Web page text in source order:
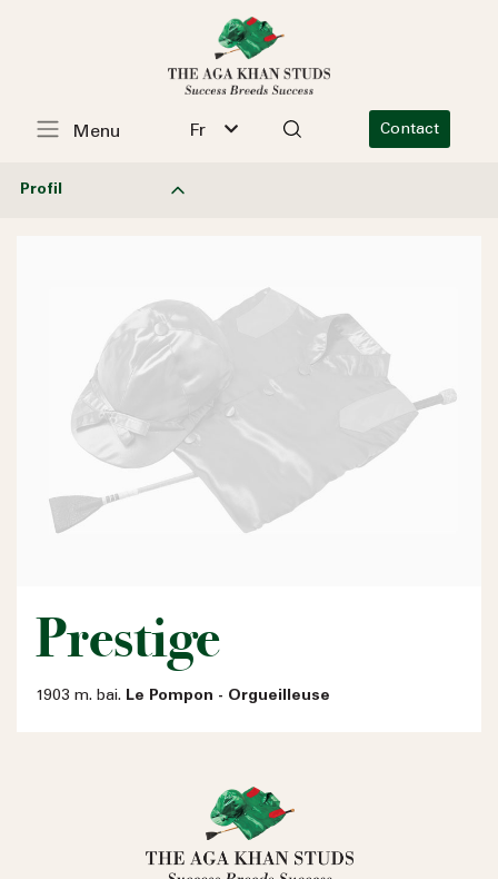
Fr Contact
Menu
Profil
Prestige
1903 m. bai. Le Pompon - Orgueilleuse